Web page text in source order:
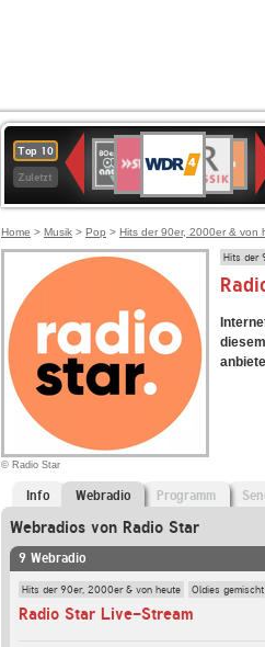
Top 10
Zuletzt
Deutschlandfunk
80er
90er
OLDIE
ANTENNE
4
KLASSIK
Kultur
Kultur
2
Home > Musik > Pop > Hits der 90er, 2000er & von
© Radio Star
Hits der
Info Webradio Programm
Webradios von Radio Star
9 Webradio
Hits der 90er, 2000er & von heute Oldies gemischt
Radio Star Live-Stream